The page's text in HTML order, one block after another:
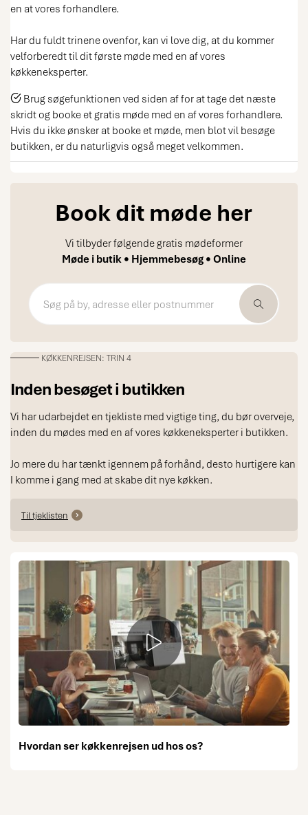
en at vores forhandlere.
Har du fuldt trinene ovenfor, kan vi love dig, at du kommer
velforberedt til dit første møde med en af vores
køkkeneksperter.
Brug søgefunktionen ved siden af for at tage det næste
skridt og booke et gratis møde med en af vores forhandlere.
Hvis du ikke ønsker at booke et møde, men blot vil besøge
butikken, er du naturligvis også meget velkommen.
Book dit møde her
Vi tilbyder følgende gratis mødeformer
Møde i butik • Hjemmebesøg • Online
KØKKENREJSEN: TRIN 4
Inden besøget i butikken
Vi har udarbejdet en tjekliste med vigtige ting, du bør overveje,
inden du mødes med en af vores køkkeneksperter i butikken.
Jo mere du har tænkt igennem på forhånd, desto hurtigere kan
I komme i gang med at skabe dit nye køkken.
Til tjeklisten
Hvordan ser køkkenrejsen ud hos os?